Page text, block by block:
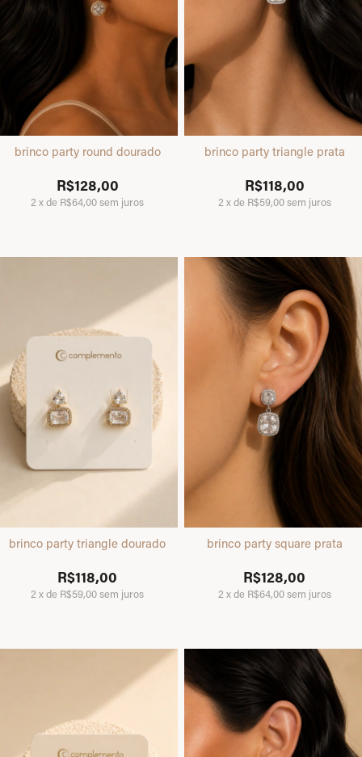
brinco party round dourado
R$128,00
2 xde R$64,00sem juros
brinco party triangle prata
R$118,00
2 xde R$59,00sem juros
brinco party triangle dourado
R$118,00
2 xde R$59,00sem juros
brinco party square prata
R$128,00
2 xde R$64,00sem juros